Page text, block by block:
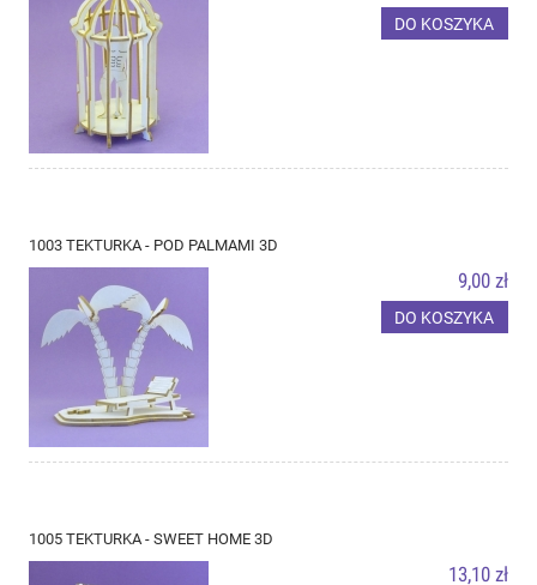
DO KOSZYKA
1003 TEKTURKA - POD PALMAMI 3D
9,00 zł
DO KOSZYKA
1005 TEKTURKA - SWEET HOME 3D
13,10 zł